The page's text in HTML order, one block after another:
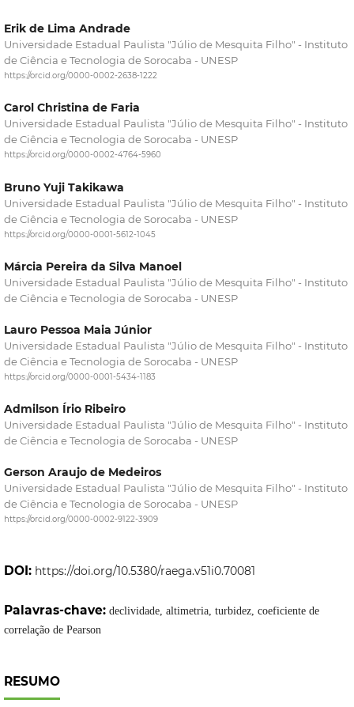
Erik de Lima Andrade
Universidade Estadual Paulista "Júlio de Mesquita Filho" - Instituto
de Ciência e Tecnologia de Sorocaba - UNESP
https://orcid.org/0000-0002-2638-1222
Carol Christina de Faria
Universidade Estadual Paulista "Júlio de Mesquita Filho" - Instituto
de Ciência e Tecnologia de Sorocaba - UNESP
https://orcid.org/0000-0002-4764-5960
Bruno Yuji Takikawa
Universidade Estadual Paulista "Júlio de Mesquita Filho" - Instituto
de Ciência e Tecnologia de Sorocaba - UNESP
https://orcid.org/0000-0001-5612-1045
Márcia Pereira da Silva Manoel
Universidade Estadual Paulista "Júlio de Mesquita Filho" - Instituto
de Ciência e Tecnologia de Sorocaba - UNESP
Lauro Pessoa Maia Júnior
Universidade Estadual Paulista "Júlio de Mesquita Filho" - Instituto
de Ciência e Tecnologia de Sorocaba - UNESP
https://orcid.org/0000-0001-5434-1183
Admilson Írio Ribeiro
Universidade Estadual Paulista "Júlio de Mesquita Filho" - Instituto
de Ciência e Tecnologia de Sorocaba - UNESP
Gerson Araujo de Medeiros
Universidade Estadual Paulista "Júlio de Mesquita Filho" - Instituto
de Ciência e Tecnologia de Sorocaba - UNESP
https://orcid.org/0000-0002-9122-3909
DOI: https://doi.org/10.5380/raega.v51i0.70081
Palavras-chave: declividade, altimetria, turbidez, coeficiente de
correlação de Pearson
RESUMO